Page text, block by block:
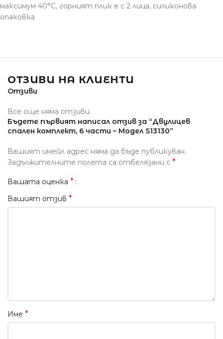
максимум 40°С, горният плик е с 2 лица, силиконова
опаковка
ОТЗИВИ НА КЛИЕНТИ
Отзиви
Все още няма отзиви.
Бъдете първият написал отзив за “Двулицев
спален комплект, 6 части – Модел S13130”
Вашият имейл адрес няма да бъде публикуван.
Задължителните полета са отбелязани с *
Вашата оценка *
Вашият отзив *
Име *